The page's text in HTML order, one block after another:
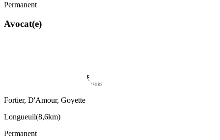
Permanent
Avocat(e)
Fortier, D'Amour, Goyette
Longueuil(8,6km)
Permanent